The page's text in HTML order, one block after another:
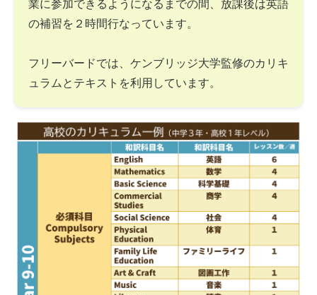
業に参加できるようになるまでの間、放課後は英語
の補習を２時間行なっています。
フリーバードでは、ケンブリッジ大学監修のカリキ
ュラムとテキストを利用しています。